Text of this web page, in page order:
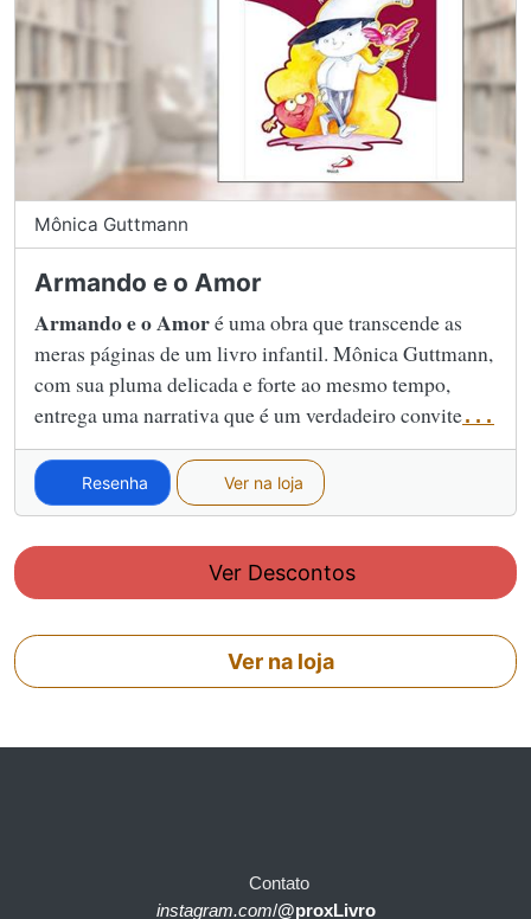
Mônica Guttmann
Armando e o Amor
Armando e o Amoré uma obra que transcende as
meras páginas de um livro infantil. Mônica Guttmann,
com sua pluma delicada e forte ao mesmo tempo,
entrega uma narrativa que é um verdadeiro convite...
Resenha Ver na loja
Ver Descontos
Ver na loja
Contato
instagram.com/@proxLivro